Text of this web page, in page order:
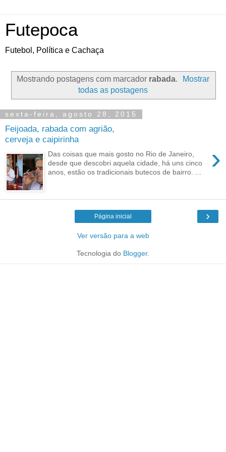
Futepoca
Futebol, Política e Cachaça
Mostrando postagens com marcador rabada.
Mostrar
todas as postagens
sexta-feira, agosto 28, 2015
Feijoada, rabada com agrião,
cerveja e caipirinha
›
Das coisas que mais gosto no Rio de Janeiro,
desde que descobri aquela cidade, há uns cinco
anos, estão os tradicionais butecos de bairro. ...
›
Página inicial
Ver versão para a web
Tecnologia do Blogger.